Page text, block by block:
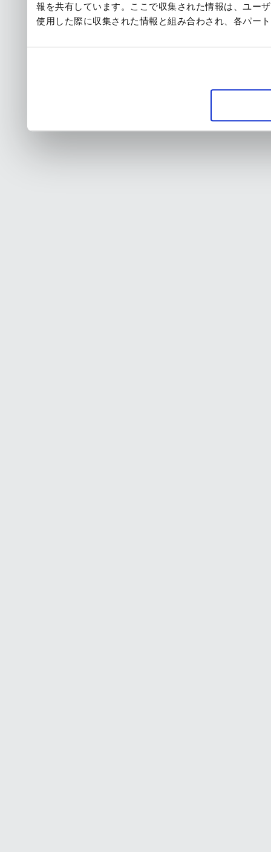
報を共有しています。ここで収集された情報は、ユー
使用した際に収集された情報と組み合わされ、各パー